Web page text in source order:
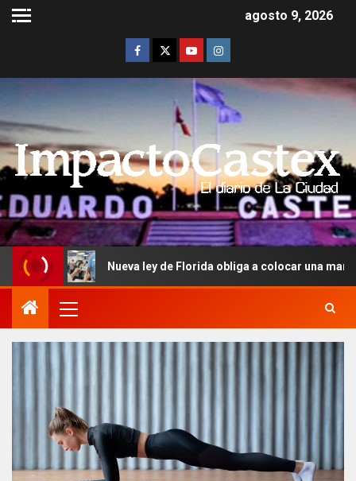
agosto 9, 2026
Nueva ley de Florida obliga a colocar una marca en licencias